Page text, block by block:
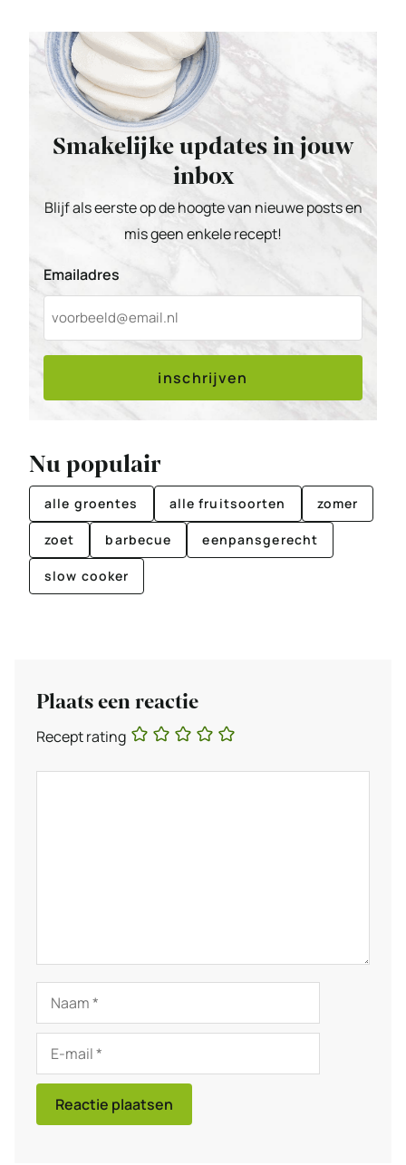
Smakelijke updates in jouw
inbox
Blijf als eerste op de hoogte van nieuwe posts en
mis geen enkele recept!
Emailadres
inschrijven
Nu populair
alle groentes alle fruitsoorten zomer
zoet barbecue eenpansgerecht
slow cooker
Plaats een reactie
Recept rating
Naam
mail